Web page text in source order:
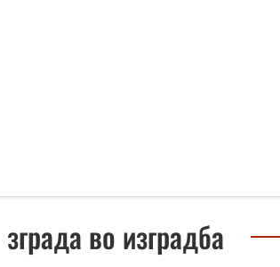
зграда во изградба